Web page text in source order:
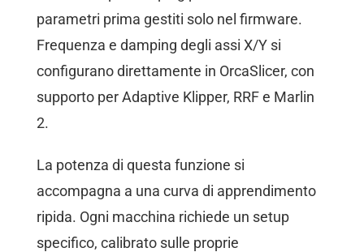
parametri prima gestiti solo nel firmware.
Frequenza e damping degli assi X/Y si
configurano direttamente in OrcaSlicer, con
supporto per Adaptive Klipper, RRF e Marlin
2.
La potenza di questa funzione si
accompagna a una curva di apprendimento
ripida. Ogni macchina richiede un setup
specifico, calibrato sulle proprie